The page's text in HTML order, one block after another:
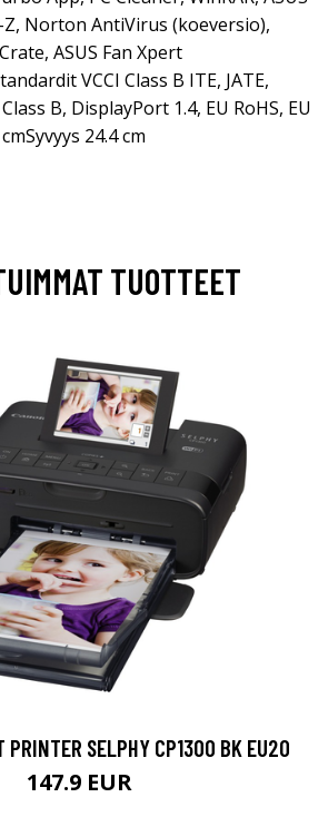
Z, Norton AntiVirus (koeversio),
ASUS Fan Xpert
VCCI Class B ITE, JATE,
B, DisplayPort 1.4, EU RoHS, EU
24.4 cm
TUOTTEET
PRINTER SELPHY CP1300 BK EU20
147.9 EUR